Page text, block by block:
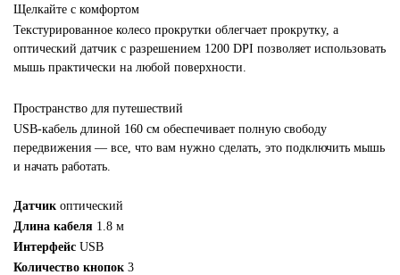
Щелкайте с комфортом
Текстурированное колесо прокрутки облегчает прокрутку, а
оптический датчик с разрешением 1200 DPI позволяет использовать
мышь практически на любой поверхности.
Пространство для путешествий
USB-кабель длиной 160 см обеспечивает полную свободу
передвижения — все, что вам нужно сделать, это подключить мышь
и начать работать.
Датчик оптический
Длина кабеля 1.8 м
Интерфейс USB
Количество кнопок 3